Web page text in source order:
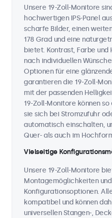
Unsere 19-Zoll-Monitore
hochwertigen IPS-Panel
scharfe Bilder, einen
178 Grad und eine
bietet. Kontrast, Farbe und
nach individuellen
Optionen für eine
garantieren die 19-Zoll-
mit der passenden
19-Zoll-Monitore können
sie sich bei Stromzufuhr
automatisch einschalten,
Quer- als auch im
Vielseitige
Unsere 19-Zoll-Monitore
Montagemöglichkeiten
Konfigurationsoptionen.
kompatibel und können
universellen Stangen-,